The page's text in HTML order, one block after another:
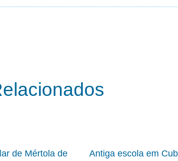
de Mértola de
Antiga escola em